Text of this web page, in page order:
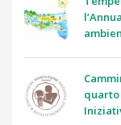
quarto